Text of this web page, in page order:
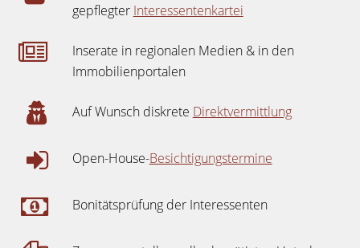
gepflegter Interessentenkartei
Inserate in regionalen Medien & in den
Immobilienportalen
Auf Wunsch diskrete Direktvermittlung
Open-House-Besichtigungstermine
Bonitätsprüfung der Interessenten